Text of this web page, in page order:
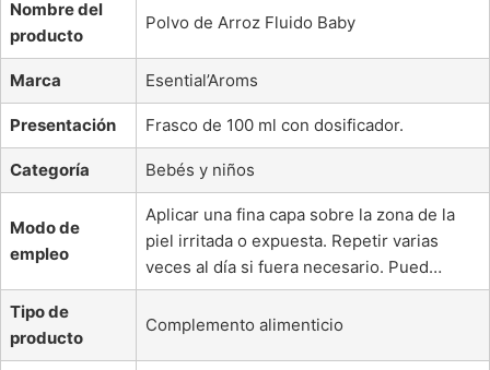
Nombre del
producto
Polvo de Arroz Fluido Baby
Marca Esential’Aroms
Presentación Frasco de 100 ml con dosificador.
Categoría Bebés y niños
Modo de
empleo
Aplicar una fina capa sobre la zona de la
piel irritada o expuesta. Repetir varias
veces al día si fuera necesario. Pued…
Tipo de
producto
Complemento alimenticio